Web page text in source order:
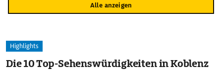
Alle anzeigen
Highlights
Die 10 Top-Sehenswürdigkeiten in Koblenz